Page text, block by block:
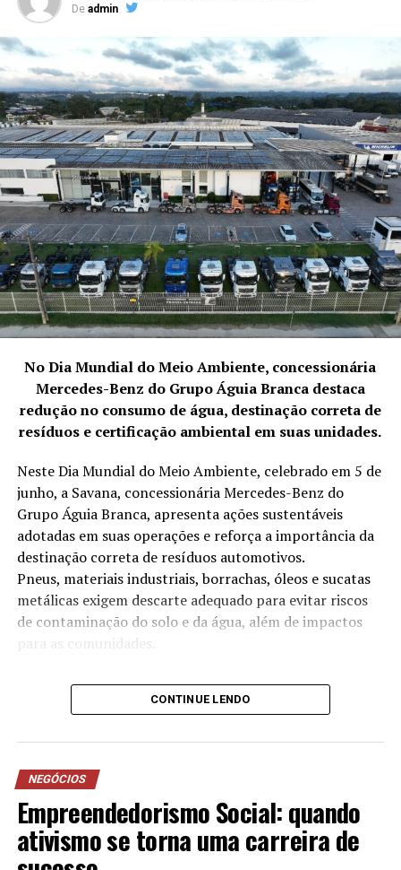
TÓPICOS RELACIONADOS CELEBRIDADES
DESTAQUE
MODA
NEGÓCIOS
A SEGUIR
Mariela Rosa: confira o perfil da modelo e estudante
NÃO PERCA
Moda: Carla Salustiano Fundou a Sallus Moda Feminina
De admin
No Dia Mundial do Meio Ambiente, concessionária
Mercedes-Benz do Grupo Águia Branca destaca
redução no consumo de água, destinação correta de
resíduos e certificação ambiental em suas unidades.
Neste Dia Mundial do Meio Ambiente, celebrado em 5 de
junho, a Savana, concessionária Mercedes-Benz do
Grupo Águia Branca, apresenta ações sustentáveis
adotadas em suas operações e reforça a importância da
destinação correta de resíduos automotivos.
Pneus, materiais industriais, borrachas, óleos e sucatas
metálicas exigem descarte adequado para evitar riscos
de contaminação do solo e da água, além de impactos
para as comunidades.
A Savana, por meio das suas 14 filiais, desenvolve
anualmente iniciativas voltadas à redução no consumo
energética e projetos sociais. As práticas adotadas
contribuíram, inclusive, para a conquista da certificação
ISO 14001, norma internacional de gestão ambiental
conquistada pela empresa desde 2023.
CONTINUE LENDO
NEGÓCIOS
Empreendedorismo Social: quando
ativismo se torna uma carreira de